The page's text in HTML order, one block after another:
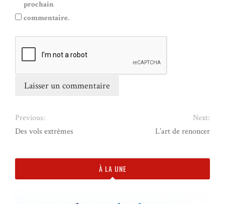
prochain
commentaire.
Previous:
Des vols extrêmes
Next:
L’art de renoncer
À LA UNE